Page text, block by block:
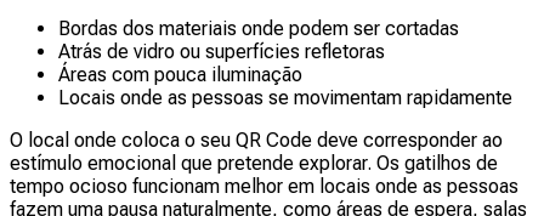
Bordas dos materiais onde podem ser cortadas
Atrás de vidro ou superfícies refletoras
Áreas com pouca iluminação
Locais onde as pessoas se movimentam rapidamente
O local onde coloca o seu QR Code deve corresponder ao
estímulo emocional que pretende explorar. Os gatilhos de
tempo ocioso funcionam melhor em locais onde as pessoas
fazem uma pausa naturalmente, como áreas de espera, salas